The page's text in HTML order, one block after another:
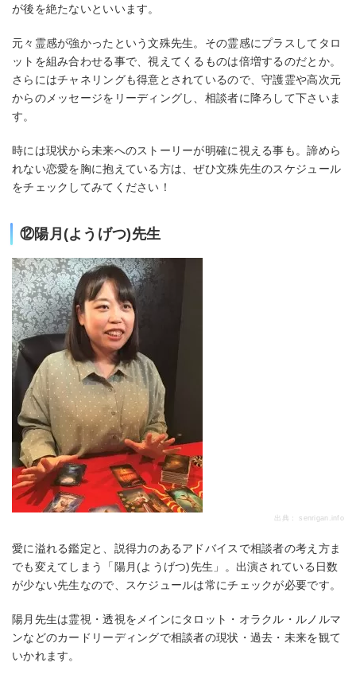
が後を絶たないといいます。
元々霊感が強かったという文殊先生。その霊感にプラスしてタロ
ットを組み合わせる事で、視えてくるものは倍増するのだとか。
さらにはチャネリングも得意とされているので、守護霊や高次元
からのメッセージをリーディングし、相談者に降ろして下さいま
す。
時には現状から未来へのストーリーが明確に視える事も。諦めら
れない恋愛を胸に抱えている方は、ぜひ文殊先生のスケジュール
をチェックしてみてください！
⑫陽月(ようげつ)先生
出典： senrigan.info
愛に溢れる鑑定と、説得力のあるアドバイスで相談者の考え方ま
でも変えてしまう「陽月(ようげつ)先生」。出演されている日数
が少ない先生なので、スケジュールは常にチェックが必要です。
陽月先生は霊視・透視をメインにタロット・オラクル・ルノルマ
ンなどのカードリーディングで相談者の現状・過去・未来を観て
いかれます。